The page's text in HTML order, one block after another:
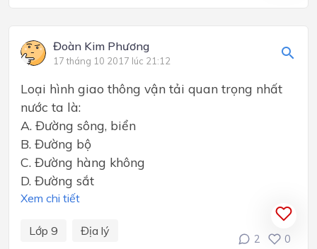
Đoàn Kim Phương
17 tháng 10 2017 lúc 21:12
Loại hình giao thông vận tải quan trọng nhất
nước ta là:
A. Đường sông, biển
B. Đường bộ
C. Đường hàng không
D. Đường sắt
Xem chi tiết
Lớp 9 Địa lý
2 0